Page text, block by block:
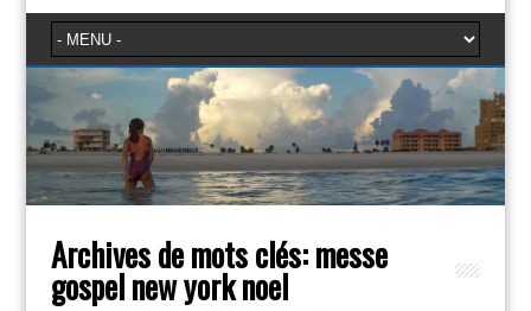
Archives de mots clés:messe
gospel new york noel